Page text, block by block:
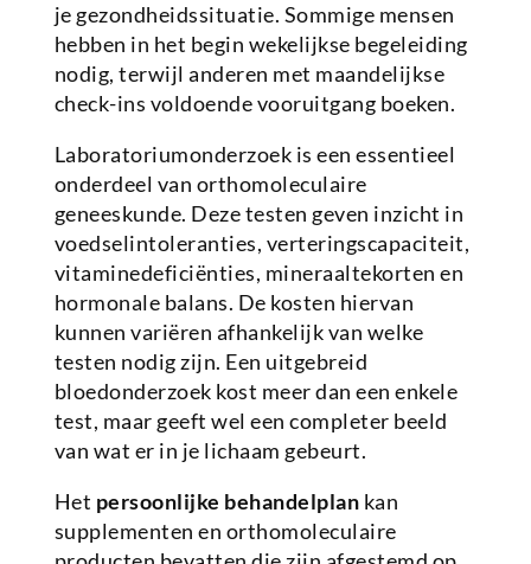
je gezondheidssituatie. Sommige mensen
hebben in het begin wekelijkse begeleiding
nodig, terwijl anderen met maandelijkse
check-ins voldoende vooruitgang boeken.
Laboratoriumonderzoek is een essentieel
onderdeel van orthomoleculaire
geneeskunde. Deze testen geven inzicht in
voedselintoleranties, verteringscapaciteit,
vitaminedeficiënties, mineraaltekorten en
hormonale balans. De kosten hiervan
kunnen variëren afhankelijk van welke
testen nodig zijn. Een uitgebreid
bloedonderzoek kost meer dan een enkele
test, maar geeft wel een completer beeld
van wat er in je lichaam gebeurt.
Het persoonlijke behandelplan kan
supplementen en orthomoleculaire